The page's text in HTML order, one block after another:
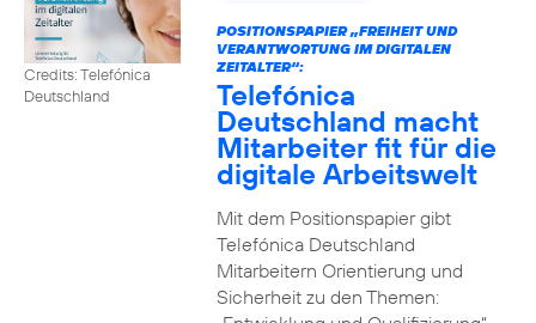
Credits: Telefónica
Deutschland
POSITIONSPAPIER „FREIHEIT UND
VERANTWORTUNG IM DIGITALEN
ZEITALTER“:
Telefónica
Deutschland macht
Mitarbeiter fit für die
digitale Arbeitswelt
Mit dem Positionspapier gibt
Telefónica Deutschland
Mitarbeitern Orientierung und
Sicherheit zu den Themen: